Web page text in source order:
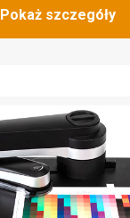
Pokaż szczegóły